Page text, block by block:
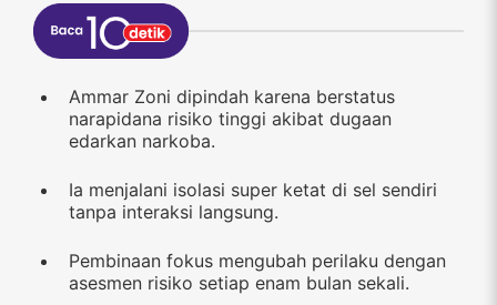
Ammar Zoni dipindah karena berstatus
narapidana risiko tinggi akibat dugaan
edarkan narkoba.
Ia menjalani isolasi super ketat di sel sendiri
tanpa interaksi langsung.
Pembinaan fokus mengubah perilaku dengan
asesmen risiko setiap enam bulan sekali.